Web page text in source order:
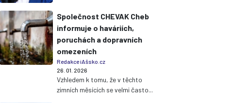
Společnost CHEVAK Cheb
informuje o haváriích,
poruchách a dopravních
omezeních
Redakce iAšsko.cz
26. 01. 2026
Vzhledem k tomu, že v těchto
zimních měsících se velmi často...